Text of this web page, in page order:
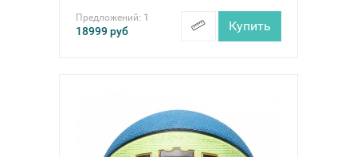
Предложений: 1
18999руб Купить